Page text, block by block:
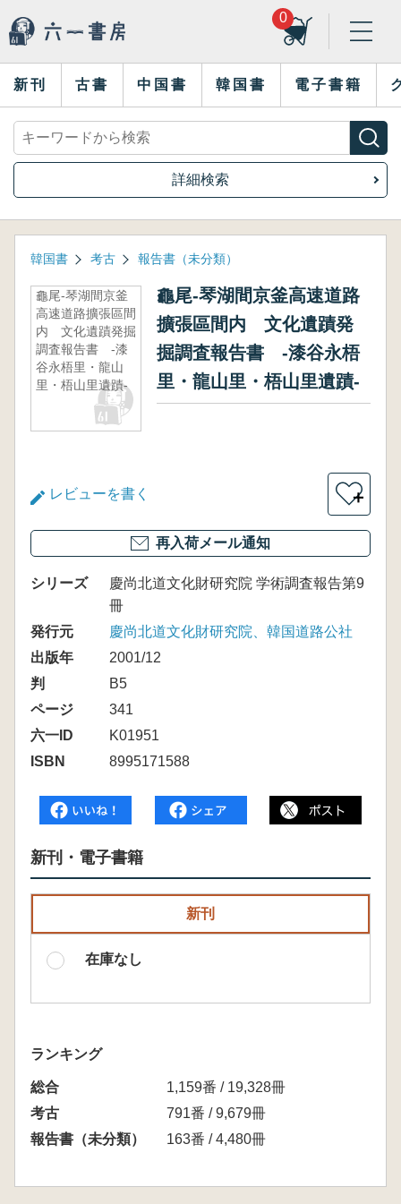
0
新刊 古書 中国書 韓国書 電子書籍
詳細検索
韓国書 考古 報告書（未分類）
龜尾-琴湖間京釜
高速道路擴張區間
内 文化遺蹟発掘
調査報告書 -漆
谷永梧里・龍山
里・梧山里遺蹟-
龜尾-琴湖間京釜高速道路
擴張區間内 文化遺蹟発
掘調査報告書 -漆谷永梧
里・龍山里・梧山里遺蹟-
レビューを書く ＋
再入荷メール通知
シリーズ
慶尚北道文化財研究院 学術調査報告第9
冊
発行元
慶尚北道文化財研究院、韓国道路公社
出版年
2001/12
判
B5
ページ
341
六一ID
K01951
ISBN
8995171588
新刊・電子書籍
新刊
在庫なし
ランキング
総合
1,159番 / 19,328冊
考古
791番 / 9,679冊
報告書（未分類）
163番 / 4,480冊